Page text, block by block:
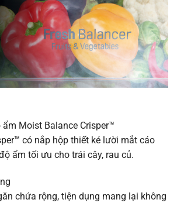
Moist Balance Crisper™
có nắp hộp thiết ké lười mắt cáo
ẩm tối ưu cho trái cây, rau củ.
chứa rộng, tiện dụng mang lại không